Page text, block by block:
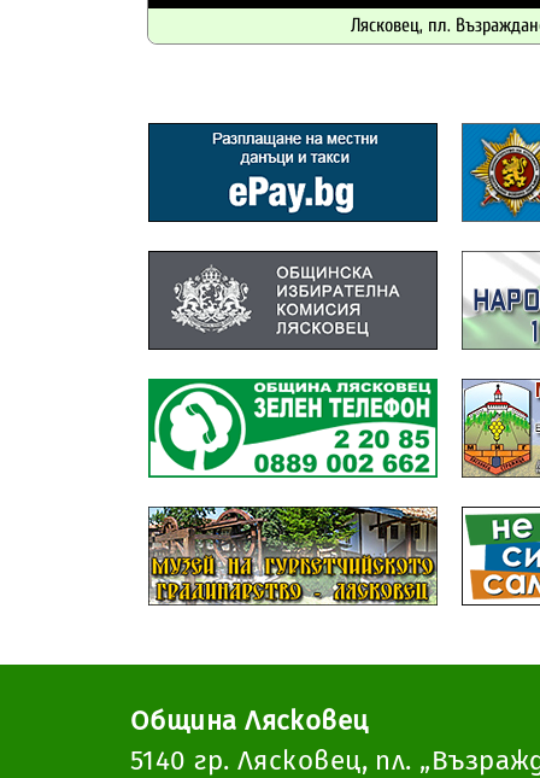
Лясковец, пл.
Община Лясковец
5140 гр. Лясковец, пл.